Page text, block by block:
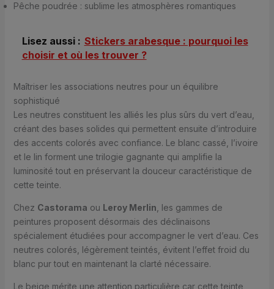
Pêche poudrée : sublime les atmosphères romantiques
Lisez aussi : Stickers arabesque : pourquoi les
choisir et où les trouver ?
Maîtriser les associations neutres pour un équilibre
sophistiqué
Les neutres constituent les alliés les plus sûrs du vert d’eau,
créant des bases solides qui permettent ensuite d’introduire
des accents colorés avec confiance. Le blanc cassé, l’ivoire
et le lin forment une trilogie gagnante qui amplifie la
luminosité tout en préservant la douceur caractéristique de
cette teinte.
Chez Castorama ou Leroy Merlin , les gammes de
peintures proposent désormais des déclinaisons
spécialement étudiées pour accompagner le vert d’eau. Ces
neutres colorés, légèrement teintés, évitent l’effet froid du
blanc pur tout en maintenant la clarté nécessaire.
Le beige mérite une attention particulière car cette teinte